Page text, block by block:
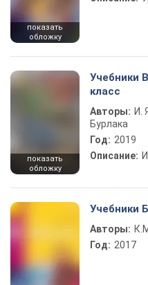
показать
обложку
показать
обложку
Учебники
класс
Авторы: И.
Бурлака
Год: 2019
Описание:
Учебники
Авторы:
Год: 2017